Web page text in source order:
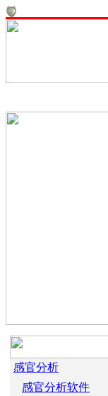
感官分析
感官分析软件